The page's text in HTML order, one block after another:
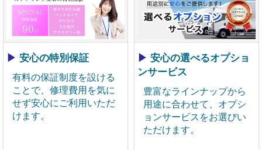
▶ 安心の特別保証
有料の保証制度を設ける
ことで、修理費用を気に
せず安心にご利用いただ
けます。
▶ 安心の選べるオプショ
ンサービス
豊富なラインナップから
用途に合わせて、オプシ
ョンサービスをお選びい
ただけます。